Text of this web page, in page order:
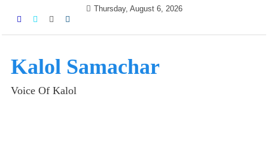
Thursday, August 6, 2026
Kalol Samachar
Voice Of Kalol